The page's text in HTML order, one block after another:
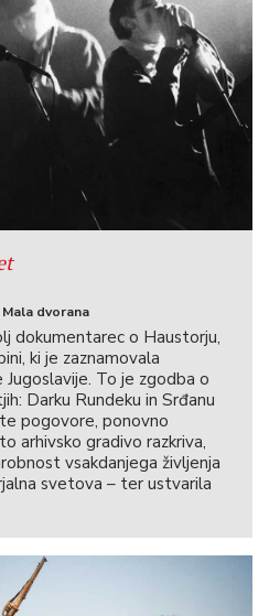
dvorana
dokumentarec o Haustorju,
ki je zaznamovala
To je zgodba o
Darku Rundeku in Srđanu
pogovore, ponovno
arhivsko gradivo razkriva,
vsakdanjega življenja
svetova – ter ustvarila